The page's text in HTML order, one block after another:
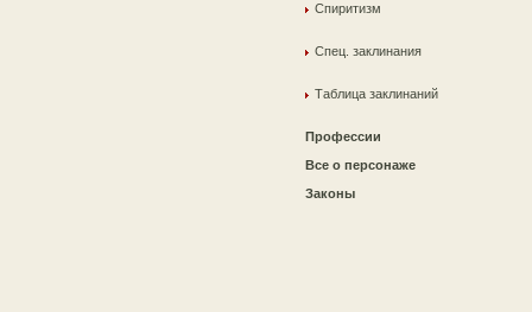
Спиритизм
Спец. заклинания
Таблица заклинаний
Профессии
Все о персонаже
Законы